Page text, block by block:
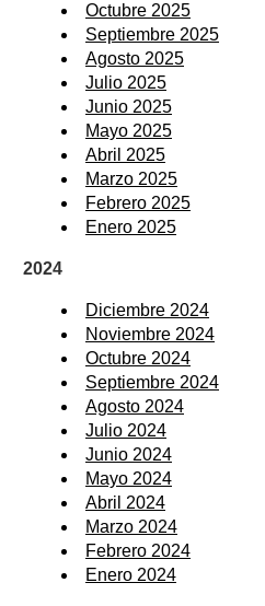
Octubre 2025
Septiembre 2025
Agosto 2025
Julio 2025
Junio 2025
Mayo 2025
Abril 2025
Marzo 2025
Febrero 2025
Enero 2025
2024
Diciembre 2024
Noviembre 2024
Octubre 2024
Septiembre 2024
Agosto 2024
Julio 2024
Junio 2024
Mayo 2024
Abril 2024
Marzo 2024
Febrero 2024
Enero 2024